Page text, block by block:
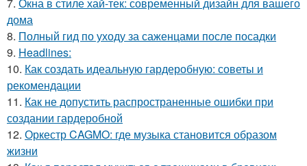
7. Окна в стиле хай-тек: современный дизайн для вашего
дома
8. Полный гид по уходу за саженцами после посадки
9. Headlines:
10. Как создать идеальную гардеробную: советы и
рекомендации
11. Как не допустить распространенные ошибки при
создании гардеробной
12. Оркестр CAGMO: где музыка становится образом
жизни